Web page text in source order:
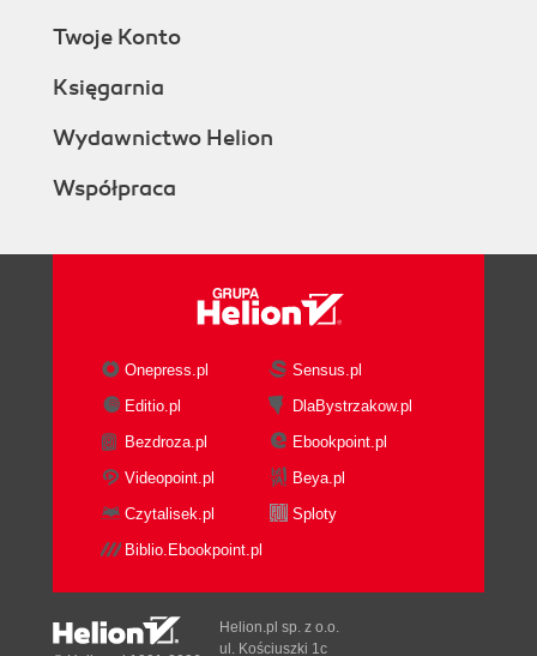
Twoje Konto
Księgarnia
Wydawnictwo Helion
Współpraca
Onepress.pl
Sensus.pl
Editio.pl
DlaBystrzakow.pl
Bezdroza.pl
Ebookpoint.pl
Videopoint.pl
Beya.pl
Czytalisek.pl
Sploty
Biblio.Ebookpoint.pl
Helion.pl sp. z o.o.
ul. Kościuszki 1c